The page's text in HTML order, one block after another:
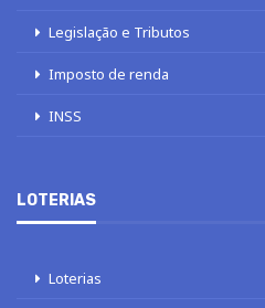
Legislação e Tributos
Imposto de renda
INSS
LOTERIAS
Loterias